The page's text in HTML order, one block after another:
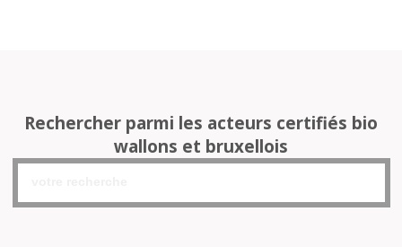
Rechercher parmi les acteurs certifiés bio
wallons et bruxellois